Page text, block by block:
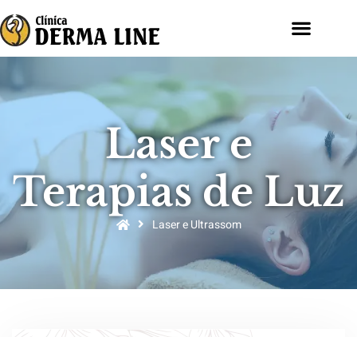
Laser e
Terapias de Luz
Laser e Ultrassom